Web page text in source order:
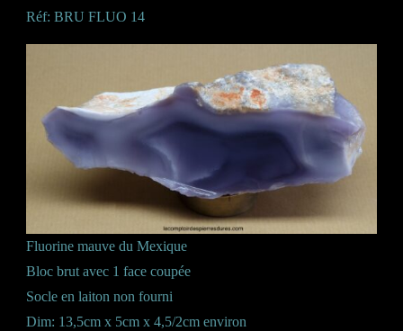
Réf: BRU FLUO 14
Fluorine mauve du Mexique
Bloc brut avec 1 face coupée
Socle en laiton non fourni
Dim: 13,5cm x 5cm x 4,5/2cm environ